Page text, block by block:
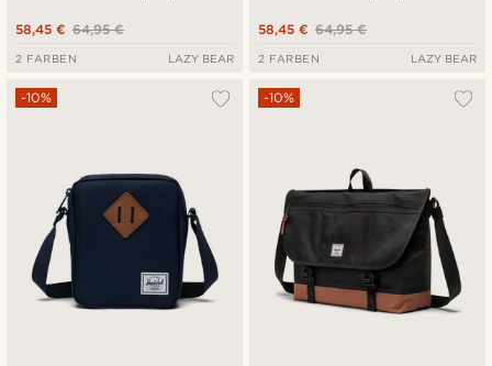
64,95 €
58,45 €
2 FARBEN LAZY BEAR
64,95 €
58,45 €
2 FARBEN LAZY BEAR
-10% -10%